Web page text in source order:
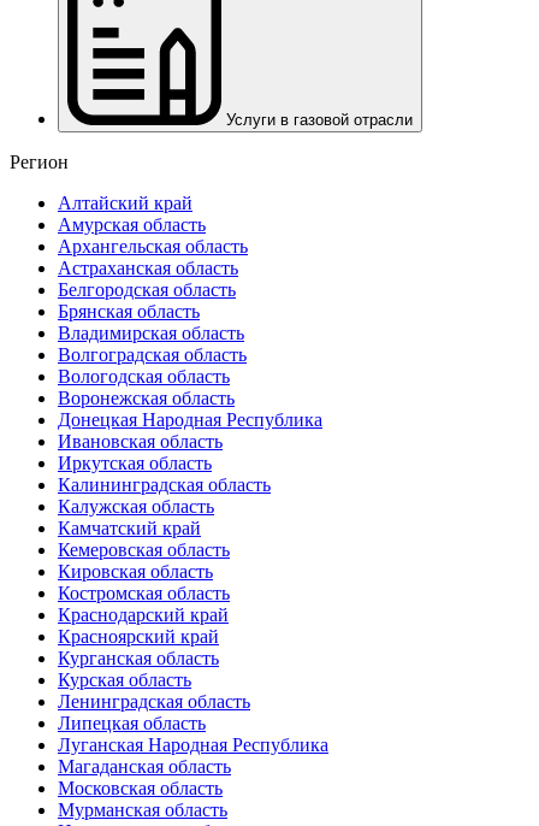
Услуги в газовой отрасли
Регион
Алтайский край
Амурская область
Архангельская область
Астраханская область
Белгородская область
Брянская область
Владимирская область
Волгоградская область
Вологодская область
Воронежская область
Донецкая Народная Республика
Ивановская область
Иркутская область
Калининградская область
Калужская область
Камчатский край
Кемеровская область
Кировская область
Костромская область
Краснодарский край
Красноярский край
Курганская область
Курская область
Ленинградская область
Липецкая область
Луганская Народная Республика
Магаданская область
Московская область
Мурманская область